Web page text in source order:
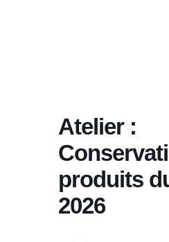
Atelier :
produits
2026